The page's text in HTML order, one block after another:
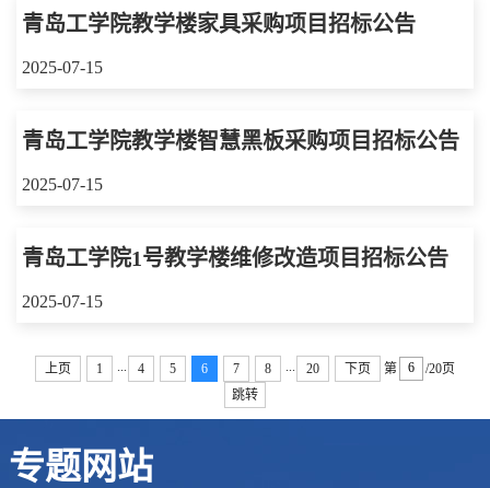
青岛工学院教学楼家具采购项目招标公告
2025-07-15
青岛工学院教学楼智慧黑板采购项目招标公告
2025-07-15
青岛工学院1号教学楼维修改造项目招标公告
2025-07-15
上页 1 ... 4 5 6 7 8 ... 20 下页 第
/20页
跳转
专题网站